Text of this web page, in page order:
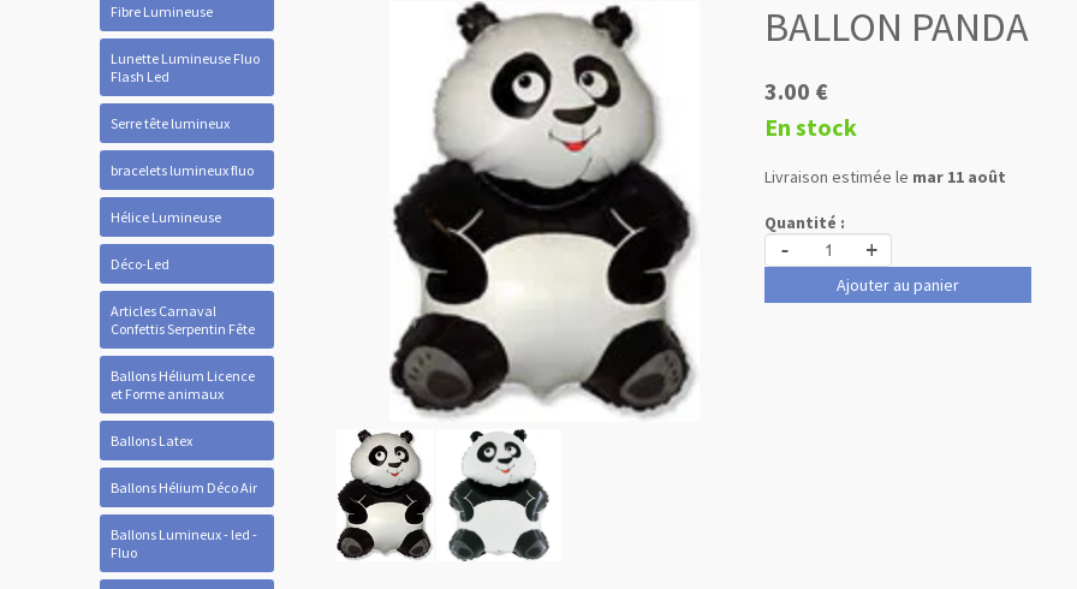
Fibre Lumineuse
Lunette Lumineuse Fluo
Flash Led
Serre tête lumineux
bracelets lumineux fluo
Hélice Lumineuse
Déco-Led
Articles Carnaval
Confettis Serpentin Fête
Ballons Hélium Licence
et Forme animaux
Ballons Latex
Ballons Hélium Déco Air
Ballons Lumineux - led -
Fluo
BALLON PANDA
3.00 €
En stock
Livraison estimée le mar 11 août
Quantité :
- +
Ajouter au panier